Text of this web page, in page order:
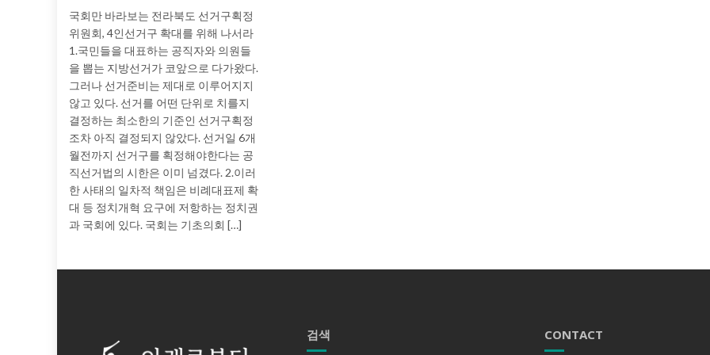
국회만 바라보는 전라북도 선거구획정
위원회, 4인선거구 확대를 위해 나서라
1.국민들을 대표하는 공직자와 의원들
을 뽑는 지방선거가 코앞으로 다가왔다.
그러나 선거준비는 제대로 이루어지지
않고 있다. 선거를 어떤 단위로 치를지
결정하는 최소한의 기준인 선거구획정
조차 아직 결정되지 않았다. 선거일 6개
월전까지 선거구를 획정해야한다는 공
직선거법의 시한은 이미 넘겼다. 2.이러
한 사태의 일차적 책임은 비례대표제 확
대 등 정치개혁 요구에 저항하는 정치권
과 국회에 있다. 국회는 기초의회 […]
검색 CONTACT